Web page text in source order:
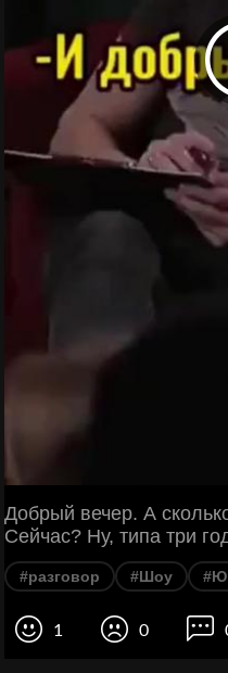
Добрый вечер. А
Сейчас? Ну, типа три
#разговор #Шоу
1 0